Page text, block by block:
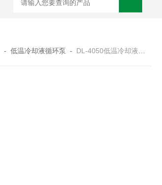
-低温冷却液循环泵 - DL-4050低温冷却液循环泵